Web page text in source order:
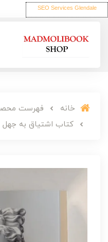
SEO Services Glendale
خانه
فهرست
کتاب اشتیاق به جهل